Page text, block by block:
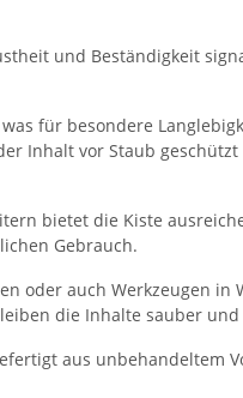
und Beständigkeit
für besondere
Inhalt vor Staub
bietet die Kiste
Gebrauch.
oder auch Werkzeugen
die Inhalte sauber
aus unbehandeltem